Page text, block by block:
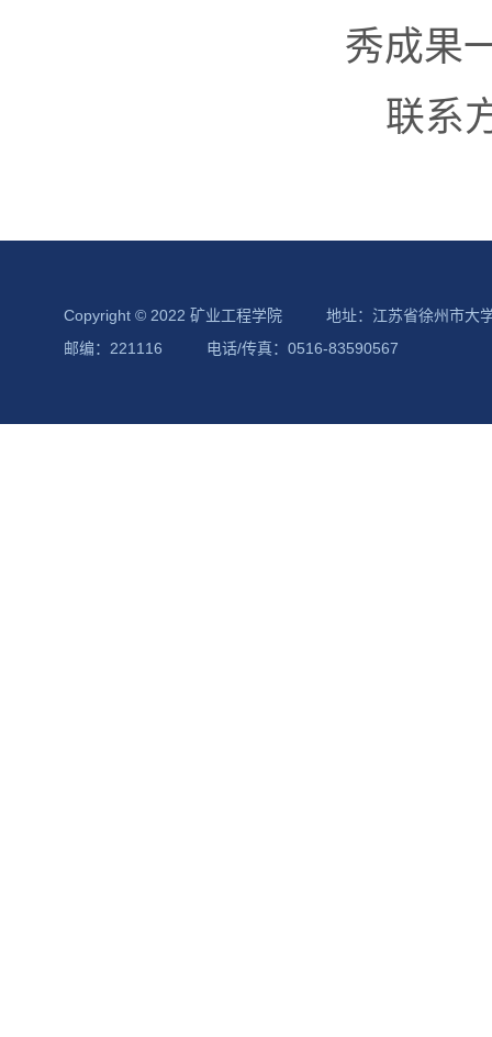
秀成果
联系
Copyright © 2022 矿业工程学院
地址：江苏省徐州市大
邮编：221116
电话/传真：0516-83590567